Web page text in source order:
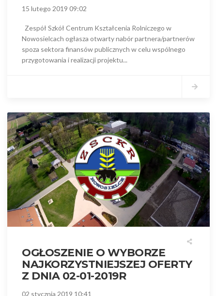
15 lutego 2019 09:02
Zespół Szkół Centrum Kształcenia Rolniczego w
Nowosielcach ogłasza otwarty nabór partnera/partnerów
spoza sektora finansów publicznych w celu wspólnego
przygotowania i realizacji projektu...
OGŁOSZENIE O WYBORZE
NAJKORZYSTNIEJSZEJ OFERTY
Z DNIA 02-01-2019R
02 stycznia 2019 10:41